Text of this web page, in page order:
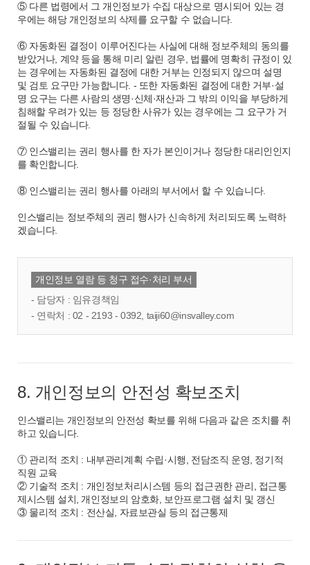
⑤ 다른 법령에서 그 개인정보가 수집 대상으로 명시되어 있는 경
우에는 해당 개인정보의 삭제를 요구할 수 없습니다.
⑥ 자동화된 결정이 이루어진다는 사실에 대해 정보주체의 동의를
받았거나, 계약 등을 통해 미리 알린 경우, 법률에 명확히 규정이 있
는 경우에는 자동화된 결정에 대한 거부는 인정되지 않으며 설명
및 검토 요구만 가능합니다. - 또한 자동화된 결정에 대한 거부·설
명 요구는 다른 사람의 생명·신체·재산과 그 밖의 이익을 부당하게
침해할 우려가 있는 등 정당한 사유가 있는 경우에는 그 요구가 거
절될 수 있습니다.
⑦ 인스밸리는 권리 행사를 한 자가 본인이거나 정당한 대리인인지
를 확인합니다.
⑧ 인스밸리는 권리 행사를 아래의 부서에서 할 수 있습니다.
인스밸리는 정보주체의 권리 행사가 신속하게 처리되도록 노력하
겠습니다.
개인정보 열람 등 청구 접수·처리 부서
- 담당자 : 임유경책임
- 연락처 : 02 - 2193 - 0392, taiji60@insvalley.com
8. 개인정보의 안전성 확보조치
인스밸리는 개인정보의 안전성 확보를 위해 다음과 같은 조치를 취
하고 있습니다.
① 관리적 조치 : 내부관리계획 수립·시행, 전담조직 운영, 정기적
직원 교육
② 기술적 조치 : 개인정보처리시스템 등의 접근권한 관리, 접근통
제시스템 설치, 개인정보의 암호화, 보안프로그램 설치 및 갱신
③ 물리적 조치 : 전산실, 자료보관실 등의 접근통제